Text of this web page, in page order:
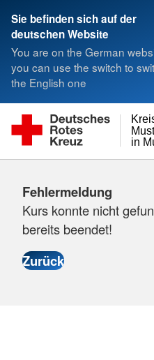
Sie befinden sich auf der
deutschen Website
You are on the German
you can use the switch to
the English one
in
Fehlermeldung
Kurs konnte nicht
bereits beendet!